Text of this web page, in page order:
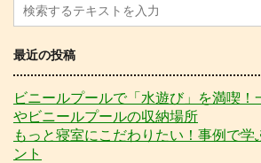
最近の投稿
ビニールプールで「水遊び」を満喫
やビニールプールの収納場所
もっと寝室にこだわりたい！事例で学
ント